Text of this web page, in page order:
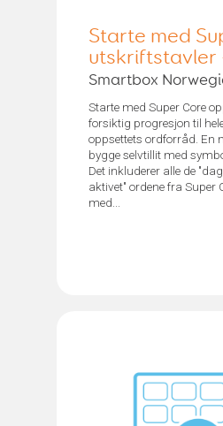
Starte med
utskriftstavler
Smartbox
Starte med Super Core
forsiktig progresjon til
oppsettets ordforråd. En
bygge selvtillit med
Det inkluderer alle de
aktivet" ordene fra Super
med...